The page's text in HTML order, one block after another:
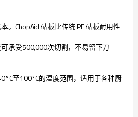
。ChopAid 砧板比传统 PE 砧板耐用性
承受500,000次切割，不易留下刀
至100°C的温度范围，适用于各种厨